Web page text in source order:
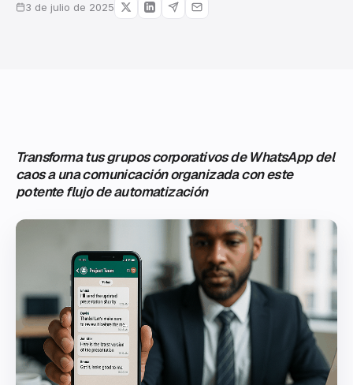
3 de julio de 2025
Transforma tus grupos corporativos de WhatsApp del
caos a una comunicación organizada con este
potente flujo de automatización